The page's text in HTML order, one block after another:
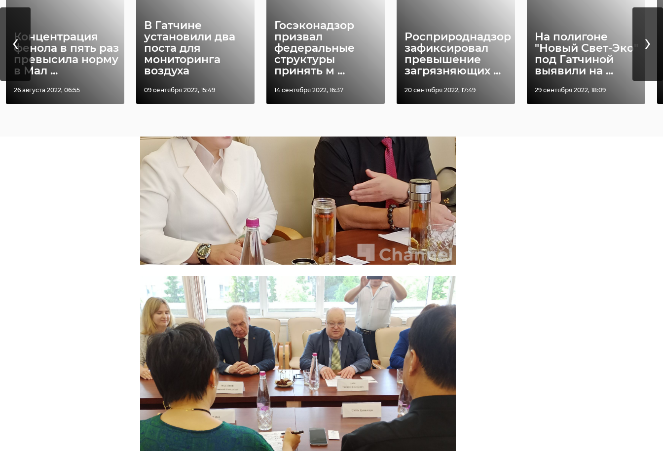
Концентрация
фенола в пять раз
превысила норму
в Мал ...
26 августа 2022, 06:55
В Гатчине
установили два
поста для
мониторинга
воздуха
09 сентября 2022, 15:49
Госэконадзор
призвал
федеральные
структуры
принять м ...
14 сентября 2022, 16:37
Росприроднадзор
зафиксировал
превышение
загрязняющих ...
20 сентября 2022, 17:49
На полигоне
"Новый Свет-Эко"
под Гатчиной
выявили на ...
29 сентября 2022, 18:09
‹ ›